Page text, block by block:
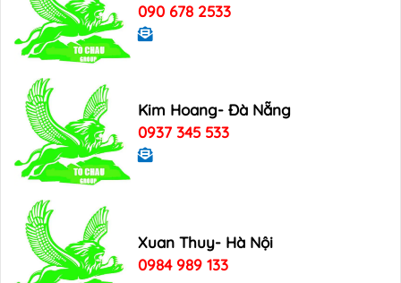
090 678 2533
Kim Hoang- Đà Nẵng
0937 345 533
Xuan Thuy- Hà Nội
0984 989 133